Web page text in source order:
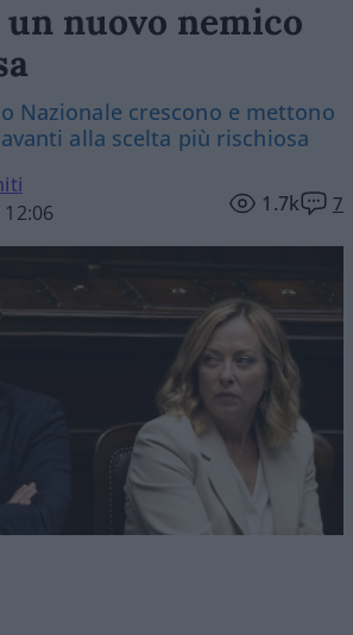
nuovo nemico
Nazionale crescono e mettono
alla scelta più rischiosa
1.7k 7